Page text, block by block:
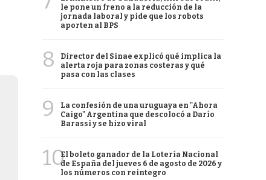
le pone un freno a la reducción de la
jornada laboral y pide que los robots
aporten al BPS
8
Director del Sinae explicó qué implica la
alerta roja para zonas costeras y qué
pasa con las clases
9
La confesión de una uruguaya en "Ahora
Caigo" Argentina que descolocó a Darío
Barassi y se hizo viral
10El boleto ganador de la Lotería Nacional
de España del jueves 6 de agosto de 2026 y
los números con reintegro